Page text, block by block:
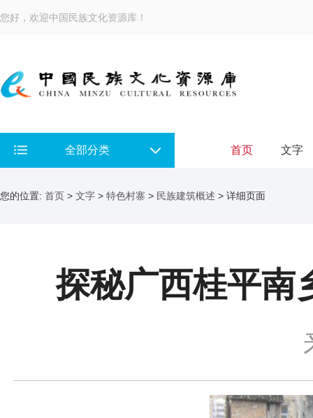
您好，欢迎中国民族文化资源库！
全部分类 首页 文字
您的位置: 首页 > 文字 > 特色村寨 > 民族建筑概述 > 详细页面
探秘广西桂平南